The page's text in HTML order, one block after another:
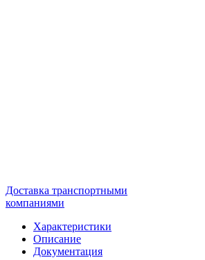
Доставка транспортными
компаниями
Характеристики
Описание
Документация